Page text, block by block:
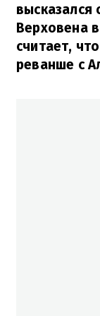
высказался
Верховена
считает,
реванше с